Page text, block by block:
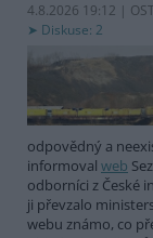
4.8.2026 19:12 |
Diskuse: 2
odpovědný a
informoval web
odborníci z České
ji převzalo
webu známo, co